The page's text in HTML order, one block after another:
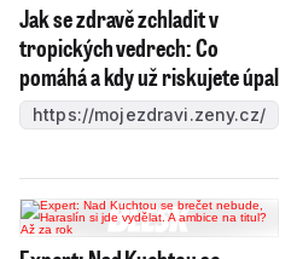
Jak se zdravě zchladit v
tropických vedrech: Co
pomáhá a kdy už riskujete úpal
https://mojezdravi.zeny.cz/